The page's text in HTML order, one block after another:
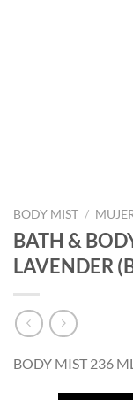
BODY MIST /
BATH &
LAVENDER
BODY MIST 236 ML